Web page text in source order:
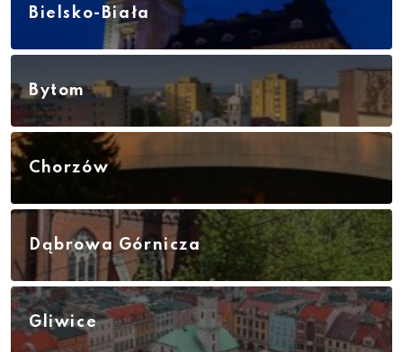
Bielsko-Biała
Bytom
Chorzów
Dąbrowa Górnicza
Gliwice